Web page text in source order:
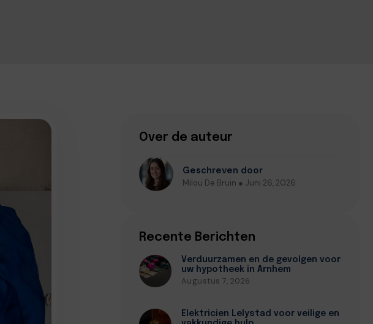
Over de auteur
Geschreven door
Milou De Bruin ● Juni 26, 2026
Recente Berichten
Verduurzamen en de gevolgen voor
uw hypotheek in Arnhem
Augustus 7, 2026
Elektricien Lelystad voor veilige en